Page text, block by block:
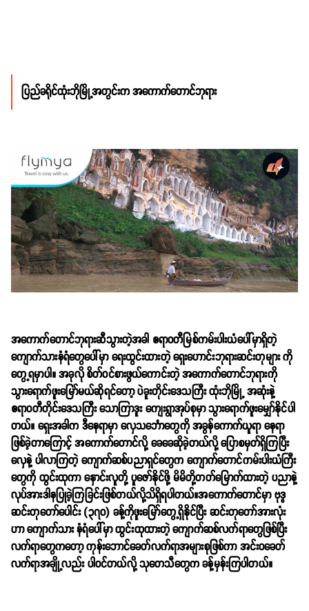
ပြည်ခရိုင်ထုံးဘိုမြို့အတွင်းက အကောက်တောင်ဘုရား
အကောက်တောင်ဘုရားဆီသွားတဲ့အခါ ဧရာဝတီမြစ်ကမ်းပါးယံပေါ်မှာရှိတဲ့
ကျောက်သားနံရံတွေပေါ်မှာ ရေးထွင်းထားတဲ့ ရှေးဟောင်းဘုရားဆင်းတုများ ကို
တွေ့ရမှာပါ။ အခုလို စိတ်ဝင်စားဖွယ်ကောင်းတဲ့ အကောက်တောင်ဘုရားကို
သွားရောက်ဖူးမြော်မယ်ဆိုရင်တော့ ပဲခူးတိုင်းဒေသကြီး ထုံးဘိုမြို့ အဆုံးနဲ့
ဧရာဝတီတိုင်းဒေသကြီး သောကြာဒူး ကျေးရွာအုပ်စုမှာ သွားရောက်ဖူးမျှော်နိုင်ပါ
တယ်။ ရှေးအခါက ဒီနေရာမှာ လှေသင်္ဘောတွေကို အခွန်ကောက်ယူရာ နေရာ
ဖြစ်ခဲ့တာကြောင့် အကောက်တောင်လို့ ခေခေဆိုခဲ့တယ်လို့ ပြောစမှတ်ရှိကြပြီး
လှေနဲ့ ပါလာကြတဲ့ ကျောက်ဆစ်ပညာရှင်တွေက ကျောက်တောင်ကမ်းပါးယံကြီး
တွေကို ထွင်းထုကာ နှောင်းလူတို့ ပူဇော်နိုင်ဖို့ မိမိတို့တတ်မြောက်ထားတဲ့ ပညာနဲ့
လုပ်အားဒါနပြုခဲ့ကြခြင်းဖြစ်တယ်လို့သိရှိရပါတယ်။အကောက်တောင်မှာ ဗုဒ္ဓ
ဆင်းတုတော်ပေါင်း (၃၇ဝ) ခန့်ကိုဖူးမြော်တွေ့ရှိနိုင်ပြီး ဆင်းတုတော်အားလုံး
ဟာ ကျောက်သား နံရံပေါ်မှာ ထွင်းထုထားတဲ့ ကျောက်ဆစ်လက်ရာတွေဖြစ်ပြီး
လက်ရာတွေကတော့ ကုန်းဘောင်ခေတ်လက်ရာအများစုဖြစ်ကာ အင်းဝခေတ်
လက်ရာအချို့လည်း ပါဝင်တယ်လို့ သုတေသီတွေက ခန့်မှန်းကြပါတယ်။